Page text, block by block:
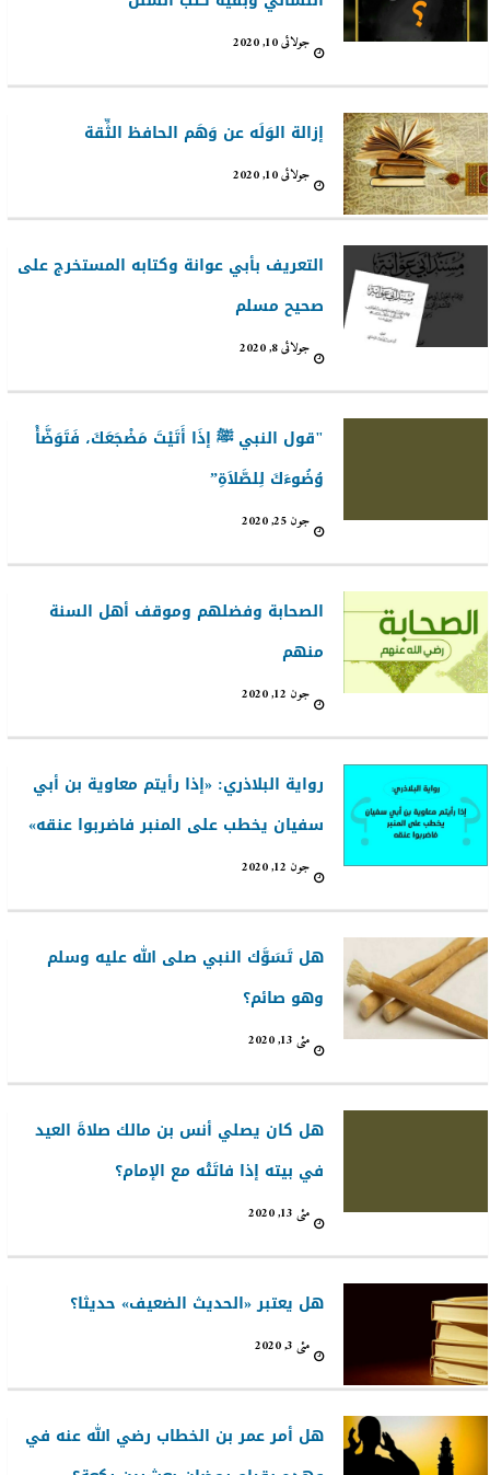
جولائی 10, 2020
إزالة الوَلَه عن وَهَم الحافظ الثِّقة
جولائی 10, 2020
التعريف بأبي عوانة وكتابه المستخرج على
صحيح مسلم
جولائی 8, 2020
"قول النبي ﷺ إذَا أَتَيْتَ مَضْجَعَكَ، فَتَوَضَّأْ
وُضُوءَكَ لِلصَّلاَةِ”
جون 25, 2020
الصحابة وفضلهم وموقف أهل السنة
منهم
جون 12, 2020
رواية البلاذري: «إذا رأيتم معاوية بن أبي
سفيان يخطب على المنبر فاضربوا عنقه»
جون 12, 2020
هل تَسَوَّك النبي صلى الله عليه وسلم
وهو صائم؟
مئی 13, 2020
هل كان يصلي أنس بن مالك صلاةَ العيد
في بيته إذا فاتَتْه مع الإمام؟
مئی 13, 2020
هل يعتبر «الحديث الضعيف» حديثا؟
مئی 3, 2020
هل أمر عمر بن الخطاب رضي الله عنه في